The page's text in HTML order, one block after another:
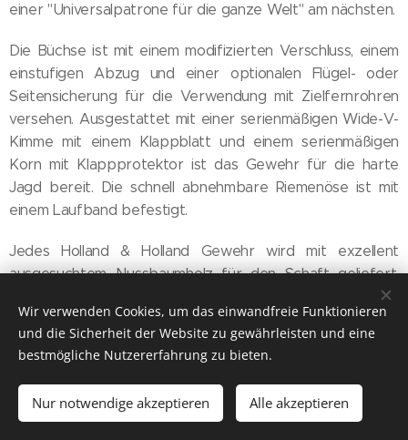
einer "Universalpatrone für die ganze Welt" am nächsten.
Die Büchse ist mit einem modifizierten Verschluss, einem
einstufigen Abzug und einer optionalen Flügel- oder
Seitensicherung für die Verwendung mit Zielfernrohren
versehen. Ausgestattet mit einer serienmäßigen Wide-V-
Kimme mit einem Klappblatt und einem serienmäßigen
Korn mit Klappprotektor ist das Gewehr für die harte
Jagd bereit. Die schnell abnehmbare Riemenöse ist mit
einem Laufband befestigt.
Jedes Holland & Holland Gewehr wird mit exzellent
ausgesuchtem Nussbaumholz für den Schaft geliefert,
wahlweise mit traditionellem oder Monte-Carl-
Schaftdesign. Der Pistolengriff und der Vorderschaft
haben eine handgeschnittene Fischhaut mit einem
hervorragenden Ölfinish. Zusätzliche Optionen sind die
Gummischaftkappe oder die Hornschaftkappe, ein
optionales Goldoval mit Gravur der Initialen oder des
Wir verwenden Cookies, um das einwandfreie Funktionieren
und die Sicherheit der Website zu gewährleisten und eine
bestmögliche Nutzererfahrung zu bieten.
Nur notwendige akzeptieren Alle akzeptieren